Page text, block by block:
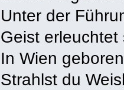
Unter der
Geist erleuchtet
In Wien
Strahlst du